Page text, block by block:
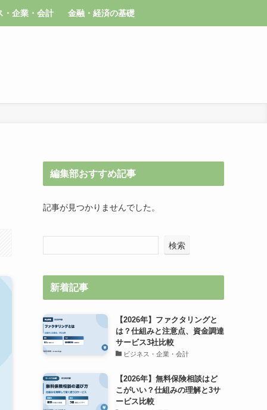
・企業・会計 金融・経済の基礎
編集部おすすめ記事
記事が見つかりませんでした。
検索
新着記事
【2026年】ファクタリングと
は？仕組みと注意点、資金調達
サービス3社比較
ビジネス・企業・会計
【2026年】無料保険相談はど
こがいい？仕組みの理解と3サ
ービス比較